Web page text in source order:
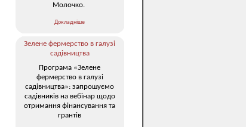
Молочко.
Докладніше
Зелене фермерство в галузі
садівництва
Програма «Зелене
фермерство в галузі
садівництва»: запрошуємо
садівників на вебінар щодо
отримання фінансування та
грантів